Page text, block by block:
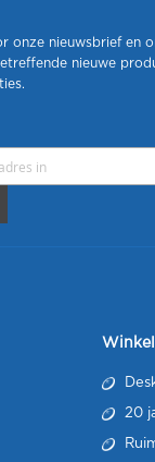
onze nieuwsbrief en
nieuwe
20